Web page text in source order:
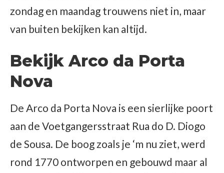
zondag en maandag trouwens niet in, maar
van buiten bekijken kan altijd.
Bekijk Arco da Porta
Nova
De Arco da Porta Nova is een sierlijke poort
aan de Voetgangersstraat Rua do D. Diogo
de Sousa. De boog zoals je ‘m nu ziet, werd
rond 1770 ontworpen en gebouwd maar al